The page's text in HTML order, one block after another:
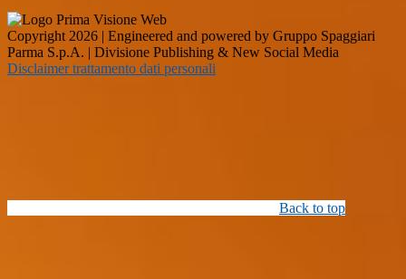
Copyright 2026 | Engineered and powered by Gruppo Spaggiari
Parma S.p.A. | Divisione Publishing & New Social Media
Disclaimer trattamento dati personali
Back to top